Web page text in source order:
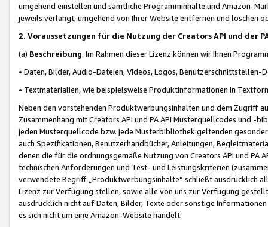
umgehend einstellen und sämtliche Programminhalte und Amazon-
jeweils verlangt, umgehend von Ihrer Website entfernen und löschen
2. Voraussetzungen für die Nutzung der Creators API und der
(a) Beschreibung. Im Rahmen dieser Lizenz können wir Ihnen
• Daten, Bilder, Audio-Dateien, Videos, Logos, Benutzerschnittstellen-
• Textmaterialien, wie beispielsweise Produktinformationen in
Neben den vorstehenden Produktwerbungsinhalten und dem Zugriff
Zusammenhang mit Creators API und PA API Musterquellcodes und
jeden Musterquellcode bzw. jede Musterbibliothek geltenden
auch Spezifikationen, Benutzerhandbücher, Anleitungen,
denen die für die ordnungsgemäße Nutzung von Creators API und PA
technischen Anforderungen und Test- und Leistungskriterien
verwendete Begriff „Produktwerbungsinhalte“ schließt ausdrücklich
Lizenz zur Verfügung stellen, sowie alle von uns zur Verfügung
ausdrücklich nicht auf Daten, Bilder, Texte oder sonstige
es sich nicht um eine Amazon-Website handelt.